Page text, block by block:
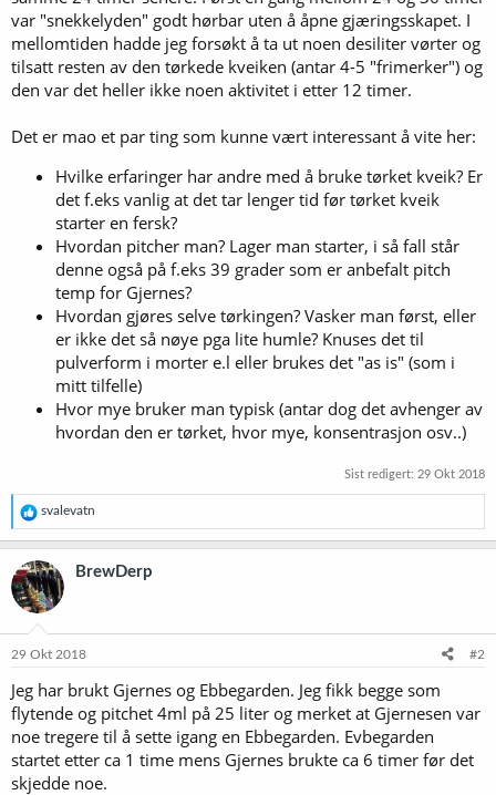
var "snekkelyden" godt hørbar uten å åpne gjæringsskapet. I
mellomtiden hadde jeg forsøkt å ta ut noen desiliter vørter og
tilsatt resten av den tørkede kveiken (antar 4-5 "frimerker") og
den var det heller ikke noen aktivitet i etter 12 timer.
Det er mao et par ting som kunne vært interessant å vite her:
Hvilke erfaringer har andre med å bruke tørket kveik? Er
det f.eks vanlig at det tar lenger tid før tørket kveik
starter en fersk?
Hvordan pitcher man? Lager man starter, i så fall står
denne også på f.eks 39 grader som er anbefalt pitch
temp for Gjernes?
Hvordan gjøres selve tørkingen? Vasker man først, eller
er ikke det så nøye pga lite humle? Knuses det til
pulverform i morter e.l eller brukes det "as is" (som i
mitt tilfelle)
Hvor mye bruker man typisk (antar dog det avhenger av
hvordan den er tørket, hvor mye, konsentrasjon osv..)
Sist redigert: 29 Okt 2018
R
e
a
k
s
j
o
e
:
svalevatn
BrewDerp
29 Okt 2018 #2
Jeg har brukt Gjernes og Ebbegarden. Jeg fikk begge som
flytende og pitchet 4ml på 25 liter og merket at Gjernesen var
noe tregere til å sette igang en Ebbegarden. Evbegarden
startet etter ca 1 time mens Gjernes brukte ca 6 timer før det
skjedde noe.